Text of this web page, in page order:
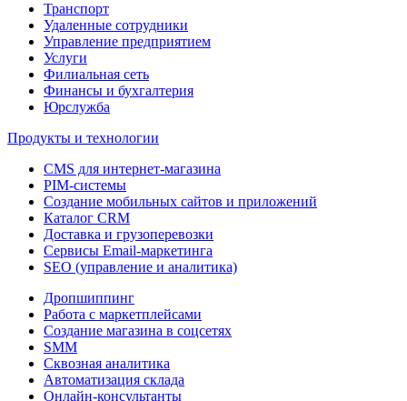
Транспорт
Удаленные сотрудники
Управление предприятием
Услуги
Филиальная сеть
Финансы и бухгалтерия
Юрслужба
Продукты и технологии
CMS для интернет-магазина
PIM-системы
Создание мобильных сайтов и приложений
Каталог CRM
Доставка и грузоперевозки
Сервисы Email-маркетинга
SEO (управление и аналитика)
Дропшиппинг
Работа с маркетплейсами
Создание магазина в соцсетях
SMM
Сквозная аналитика
Автоматизация склада
Онлайн-консультанты